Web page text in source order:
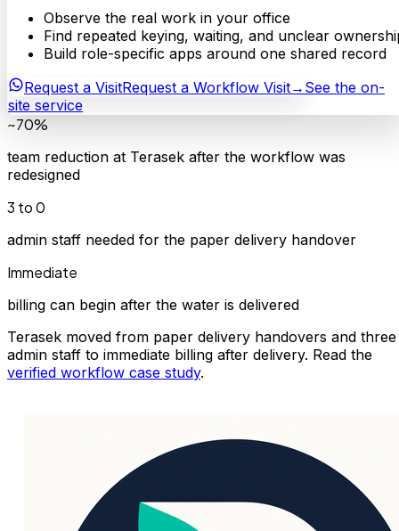
Observe the real work in your office
Find repeated keying, waiting, and unclear
Build role-specific apps around one shared record
Request a VisitRequest a Workflow Visit→ See the on-
site service
~70%
team reduction at Terasek after the workflow was
redesigned
3 to 0
admin staff needed for the paper delivery handover
Immediate
billing can begin after the water is delivered
Terasek moved from paper delivery handovers and three
admin staff to immediate billing after delivery. Read the
verified workflow case study.